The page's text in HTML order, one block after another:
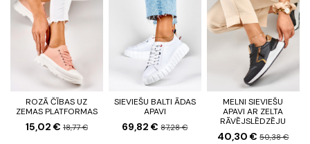
ROZĀ ČĪBAS UZ
ZEMAS PLATFORMAS
15,02 € 18,77 €
SIEVIEŠU BALTI ĀDAS
APAVI
69,82 €87,28 €
MELNI SIEVIEŠU
APAVI AR ZELTA
RĀVĒJSLĒDZĒJU
40,30 €50,38 €